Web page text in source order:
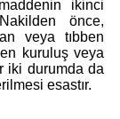
ikinci
önce,
veya tıbben
kuruluş veya
iki durumda da
esastır.